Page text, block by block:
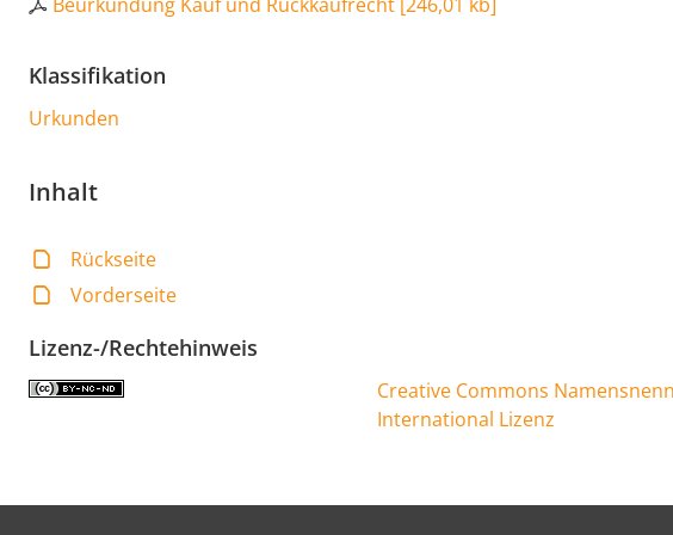
Klassifikation
Urkunden
Inhalt
Rückseite
Vorderseite
Lizenz-/Rechtehinweis
Creative Commons
International Lizenz